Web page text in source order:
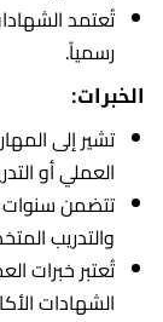
تُعتمد
رسمياً.
الخبرات:
تشير إلى
العملي أو
تتضمن سنوات
والتدريب
تُعتبر خبرات
الشهادات